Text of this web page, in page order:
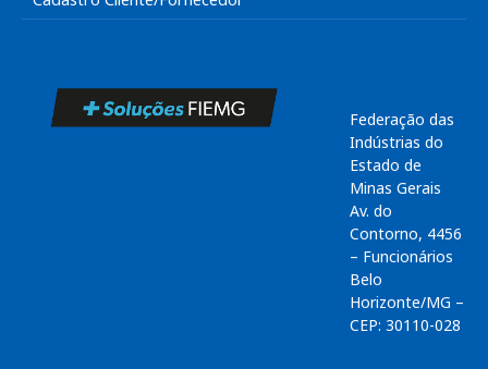
Federação das
Indústrias do
Estado de
Minas Gerais
Av. do
Contorno, 4456
– Funcionários
Belo
Horizonte/MG –
CEP: 30110-028